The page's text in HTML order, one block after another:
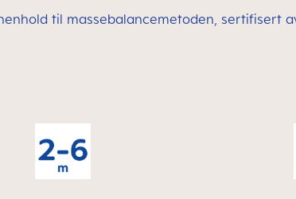
til massebalancemetoden, sertifisert av